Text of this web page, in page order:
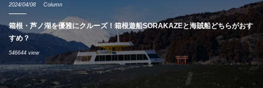
2024/04/08 Column
箱根・芦ノ湖を優雅にクルーズ！箱根遊船SORAKAZEと海賊船どちらがおす
すめ？
546644 view